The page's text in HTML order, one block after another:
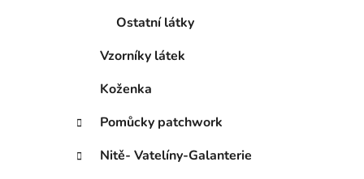
Ostatní látky
Vzorníky látek
Koženka
Pomůcky patchwork
Nitě- Vatelíny-Galanterie